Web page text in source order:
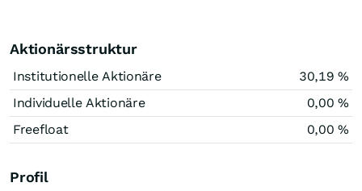
Aktionärsstruktur
Institutionelle Aktionäre
30,19 %
Individuelle Aktionäre
0,00 %
Freefloat
0,00 %
Profil